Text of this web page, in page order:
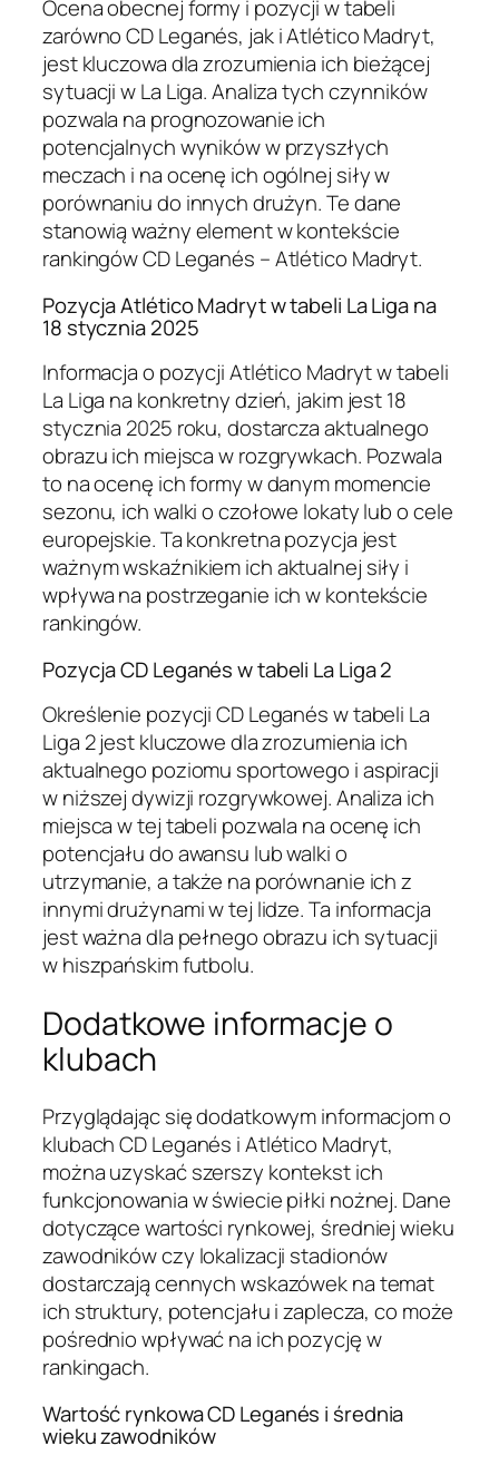
Ocena obecnej formy i pozycji w tabeli
zarówno CD Leganés, jak i Atlético Madryt,
jest kluczowa dla zrozumienia ich bieżącej
sytuacji w La Liga. Analiza tych czynników
pozwala na prognozowanie ich
potencjalnych wyników w przyszłych
meczach i na ocenę ich ogólnej siły w
porównaniu do innych drużyn. Te dane
stanowią ważny element w kontekście
rankingów CD Leganés – Atlético Madryt.
Pozycja Atlético Madryt w tabeli La Liga na
18 stycznia 2025
Informacja o pozycji Atlético Madryt w tabeli
La Liga na konkretny dzień, jakim jest 18
stycznia 2025 roku, dostarcza aktualnego
obrazu ich miejsca w rozgrywkach. Pozwala
to na ocenę ich formy w danym momencie
sezonu, ich walki o czołowe lokaty lub o cele
europejskie. Ta konkretna pozycja jest
ważnym wskaźnikiem ich aktualnej siły i
wpływa na postrzeganie ich w kontekście
rankingów.
Pozycja CD Leganés w tabeli La Liga 2
Określenie pozycji CD Leganés w tabeli La
Liga 2 jest kluczowe dla zrozumienia ich
aktualnego poziomu sportowego i aspiracji
w niższej dywizji rozgrywkowej. Analiza ich
miejsca w tej tabeli pozwala na ocenę ich
potencjału do awansu lub walki o
utrzymanie, a także na porównanie ich z
innymi drużynami w tej lidze. Ta informacja
jest ważna dla pełnego obrazu ich sytuacji
w hiszpańskim futbolu.
Dodatkowe informacje o
klubach
Przyglądając się dodatkowym informacjom o
klubach CD Leganés i Atlético Madryt,
można uzyskać szerszy kontekst ich
funkcjonowania w świecie piłki nożnej. Dane
dotyczące wartości rynkowej, średniej wieku
zawodników czy lokalizacji stadionów
dostarczają cennych wskazówek na temat
ich struktury, potencjału i zaplecza, co może
pośrednio wpływać na ich pozycję w
rankingach.
Wartość rynkowa CD Leganés i średnia
wieku zawodników